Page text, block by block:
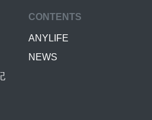
CONTENTS
ANYLIFE
NEWS